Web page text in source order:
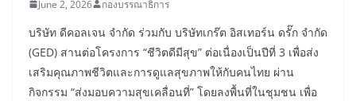
June 2, 2026 กองบรรณาธิการ
บริษัท ดีคอลเจน จำกัด ร่วมกับ บริษัทเกร๊ต อิสเทอร์น ดรั๊ก จำกัด
(GED) สานต่อโครงการ “ชีวิตดีมีสุข” ต่อเนื่องเป็นปีที่ 3 เพื่อส่ง
เสริมคุณภาพชีวิตและการดูแลสุขภาพให้กับคนไทย ผ่าน
กิจกรรม “ส่งมอบความสุขเคลื่อนที่” โดยลงพื้นที่ในชุมชน เพื่อ